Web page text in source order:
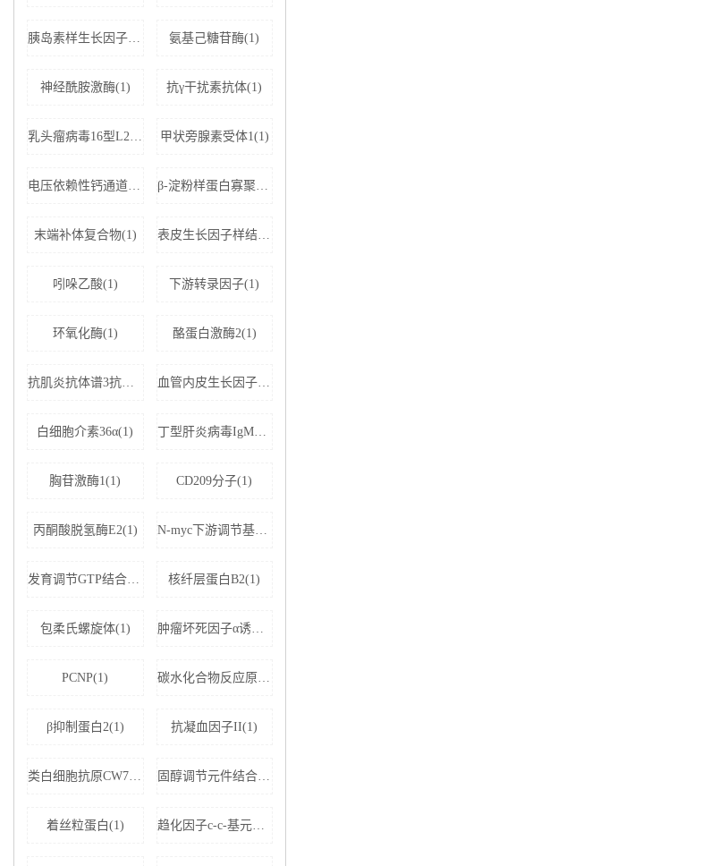
胰岛素样生长因子结合蛋白5(1) 氨基己糖苷酶(1)
神经酰胺激酶(1) 抗γ干扰素抗体(1)
乳头瘤病毒16型L2蛋白(1) 甲状旁腺素受体1(1)
电压依赖性钙通道亚基α-2D1(1) β-淀粉样蛋白寡聚体(1)
末端补体复合物(1) 表皮生长因子样结构域蛋白7(1)
吲哚乙酸(1) 下游转录因子(1)
环氧化酶(1) 酪蛋白激酶2(1)
抗肌炎抗体谱3抗体IgG(1) 血管内皮生长因子受体2(1)
白细胞介素36α(1) 丁型肝炎病毒IgM抗体(1)
胸苷激酶1(1) CD209分子(1)
丙酮酸脱氢酶E2(1) N-myc下游调节基因2(1)
发育调节GTP结合蛋白2(1) 核纤层蛋白B2(1)
包柔氏螺旋体(1) 肿瘤坏死因子α诱导蛋白8样分子2(1)
PCNP(1) 碳水化合物反应原件结合蛋白(1)
β抑制蛋白2(1) 抗凝血因子II(1)
类白细胞抗原CW7(1) 固醇调节元件结合蛋白裂解激活蛋白抗体(1)
着丝粒蛋白(1) 趋化因子c-c-基元配体19(1)